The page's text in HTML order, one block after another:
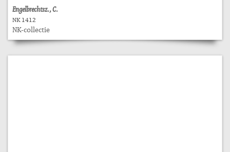
Engelbrechtsz., C.
NK 1412
NK-collectie